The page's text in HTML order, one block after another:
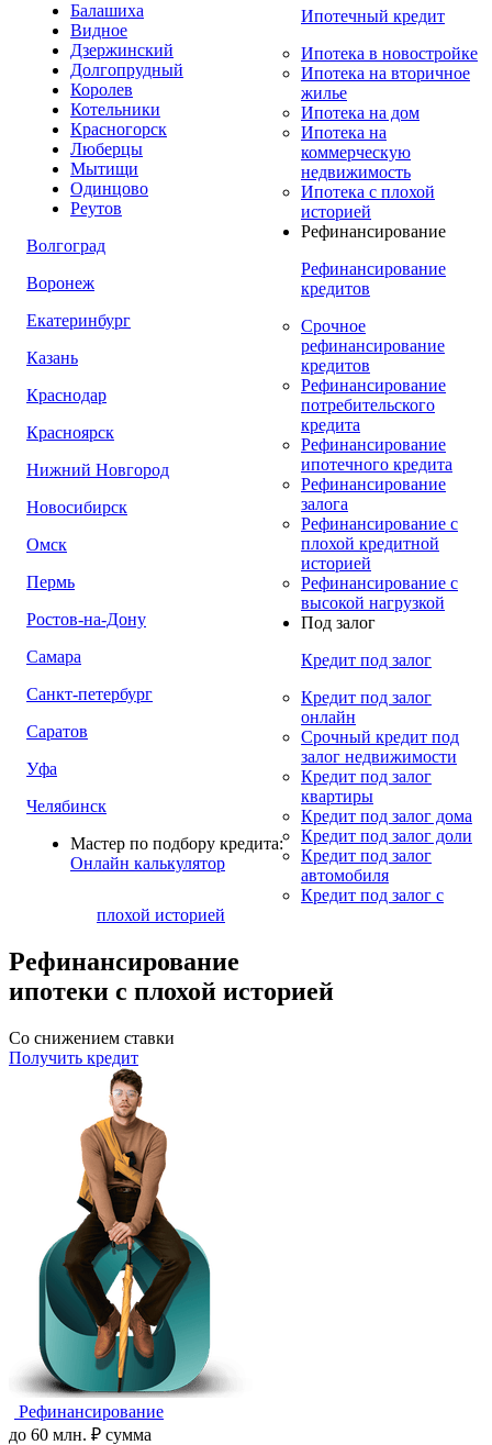
Балашиха
Видное
Дзержинский
Долгопрудный
Королев
Котельники
Красногорск
Люберцы
Мытищи
Одинцово
Реутов
Волгоград
Воронеж
Екатеринбург
Казань
Краснодар
Красноярск
Нижний Новгород
Новосибирск
Омск
Пермь
Ростов-на-Дону
Самара
Санкт-петербург
Саратов
Уфа
Челябинск
Мастер по подбору кредита:
Онлайн калькулятор
Ипотечный кредит
Ипотека в новостройке
Ипотека на вторичное
жилье
Ипотека на дом
Ипотека на
коммерческую
недвижимость
Ипотека с плохой
историей
Рефинансирование
Рефинансирование
кредитов
Срочное
рефинансирование
кредитов
Рефинансирование
потребительского
кредита
Рефинансирование
ипотечного кредита
Рефинансирование
залога
Рефинансирование с
плохой кредитной
историей
Рефинансирование с
высокой нагрузкой
Под залог
Кредит под залог
Кредит под залог
онлайн
Срочный кредит под
залог недвижимости
Кредит под залог
квартиры
Кредит под залог дома
Кредит под залог доли
Кредит под залог
автомобиля
Кредит под залог с
плохой историей
Рефинансирование
ипотеки с плохой историей
Со снижением ставки
Получить кредит
Рефинансирование
до 60 млн. ₽ сумма